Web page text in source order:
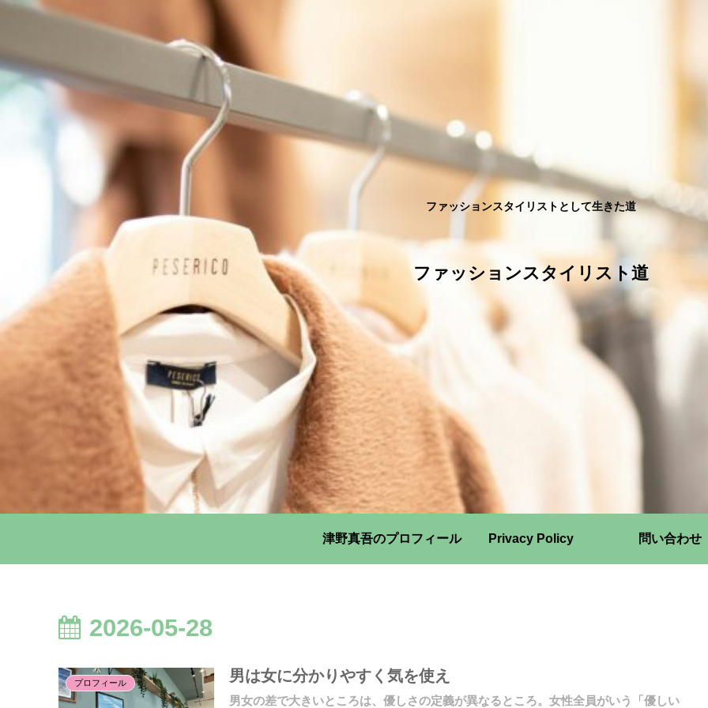
ファッションスタイリストとして生きた道
ファッションスタイリスト道
津野真吾のプロフィール Privacy Policy 問い合わせ
2026-05-28
プロフィール 男は女に分かりやすく気を使え
男女の差で大きいところは、優しさの定義が異なるところ。女性全員がいう「優しい